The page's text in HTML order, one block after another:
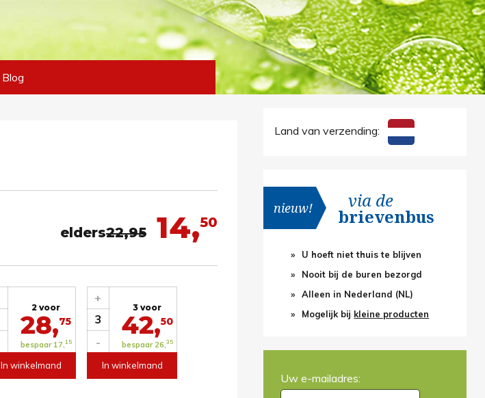
Blog
14,50
elders22,95
2 voor
28,75
bespaar 17,15
In winkelmand
3
-
+
3 voor
42,50
bespaar 26,35
In winkelmand
Land van verzending:
nieuw! via de
brievenbus
U hoeft niet thuis te blijven
Nooit bij de buren bezorgd
Alleen in Nederland (NL)
Mogelijk bij kleine producten
Uw e-mailadres: